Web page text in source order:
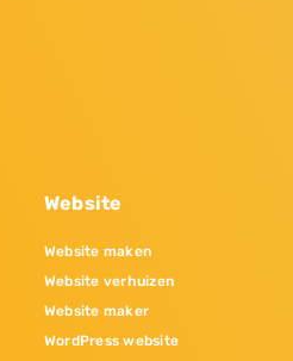
Website
Website maken
Website verhuizen
Website maker
WordPress website